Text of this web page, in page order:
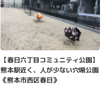
【春日六丁目コミュニティ公園】
熊本駅近く、人が少ない穴場公園
《熊本市西区春日》